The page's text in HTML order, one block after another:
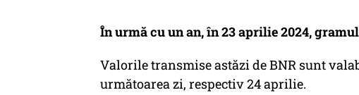
În urmă cu un an, în 23 aprilie 2024,
Valorile transmise astăzi de BNR sunt
următoarea zi, respectiv 24 aprilie.